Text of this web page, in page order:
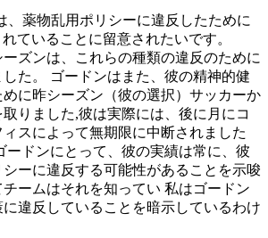
、薬物乱用ポリシーに違反したために
ていることに留意されたいです。
ーズンは、これらの種類の違反のために
た。 ゴードンはまた、彼の精神的健
に昨シーズン（彼の選択）サッカーか
りました,彼は実際には、後に月にコ
スによって無期限に中断されました
ードンにとって、彼の実績は常に、彼
ーに違反する可能性があることを示唆
ームはそれを知ってい 私はゴードン
違反していることを暗示しているわけ